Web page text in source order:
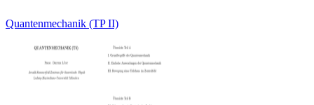
Quantenmechanik (TP II)